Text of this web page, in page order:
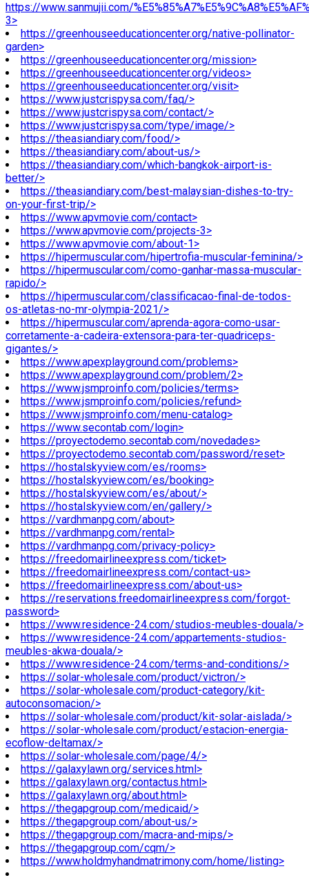
https://www.sanmujii.com/
3>
https://greenhouseeducationcenter.org/native-pollinator-
garden>
https://greenhouseeducationcenter.org/mission>
https://greenhouseeducationcenter.org/videos>
https://greenhouseeducationcenter.org/visit>
https://www.justcrispysa.com/faq/>
https://www.justcrispysa.com/contact/>
https://www.justcrispysa.com/type/image/>
https://theasiandiary.com/food/>
https://theasiandiary.com/about-us/>
https://theasiandiary.com/which-bangkok-airport-is-
better/>
https://theasiandiary.com/best-malaysian-dishes-to-try-
on-your-first-trip/>
https://www.apvmovie.com/contact>
https://www.apvmovie.com/projects-3>
https://www.apvmovie.com/about-1>
https://hipermuscular.com/hipertrofia-muscular-feminina/>
https://hipermuscular.com/como-ganhar-massa-muscular-
rapido/>
https://hipermuscular.com/classificacao-final-de-todos-
os-atletas-no-mr-olympia-2021/>
https://hipermuscular.com/aprenda-agora-como-usar-
corretamente-a-cadeira-extensora-para-ter-quadriceps-
gigantes/>
https://www.apexplayground.com/problems>
https://www.apexplayground.com/problem/2>
https://www.jsmproinfo.com/policies/terms>
https://www.jsmproinfo.com/policies/refund>
https://www.jsmproinfo.com/menu-catalog>
https://www.secontab.com/login>
https://proyectodemo.secontab.com/novedades>
https://proyectodemo.secontab.com/password/reset>
https://hostalskyview.com/es/rooms>
https://hostalskyview.com/es/booking>
https://hostalskyview.com/es/about/>
https://hostalskyview.com/en/gallery/>
https://vardhmanpg.com/about>
https://vardhmanpg.com/rental>
https://vardhmanpg.com/privacy-policy>
https://freedomairlineexpress.com/ticket>
https://freedomairlineexpress.com/contact-us>
https://freedomairlineexpress.com/about-us>
https://reservations.freedomairlineexpress.com/forgot-
password>
https://www.residence-24.com/studios-meubles-douala/>
https://www.residence-24.com/appartements-studios-
meubles-akwa-douala/>
https://www.residence-24.com/terms-and-conditions/>
https://solar-wholesale.com/product/victron/>
https://solar-wholesale.com/product-category/kit-
autoconsomacion/>
https://solar-wholesale.com/product/kit-solar-aislada/>
https://solar-wholesale.com/product/estacion-energia-
ecoflow-deltamax/>
https://solar-wholesale.com/page/4/>
https://galaxylawn.org/services.html>
https://galaxylawn.org/contactus.html>
https://galaxylawn.org/about.html>
https://thegapgroup.com/medicaid/>
https://thegapgroup.com/about-us/>
https://thegapgroup.com/macra-and-mips/>
https://thegapgroup.com/cqm/>
https://www.holdmyhandmatrimony.com/home/listing>